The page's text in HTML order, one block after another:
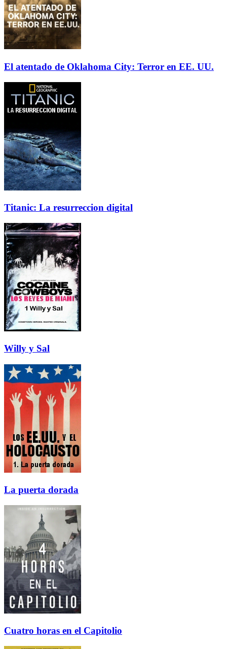
El atentado de Oklahoma City: Terror en EE. UU.
Titanic: La resurreccion digital
Willy y Sal
La puerta dorada
Cuatro horas en el Capitolio